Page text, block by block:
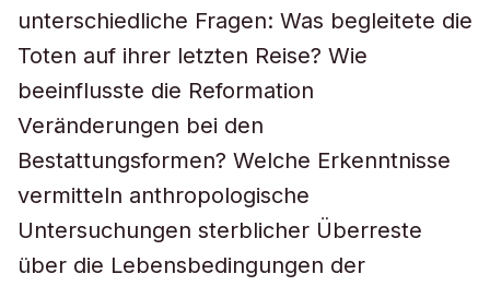
unterschiedliche Fragen: Was begleitete die
Toten auf ihrer letzten Reise? Wie
beeinflusste die Reformation
Veränderungen bei den
Bestattungsformen? Welche Erkenntnisse
vermitteln anthropologische
Untersuchungen sterblicher Überreste
über die Lebensbedingungen der